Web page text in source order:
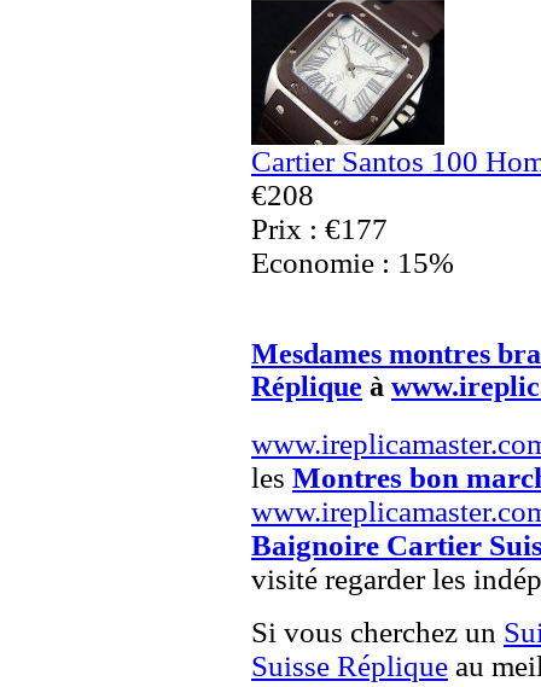
Cartier Santos 100
€208
Prix : €177
Economie : 15%
Mesdames montres
Réplique à
les Montres bon
Baignoire Cartier
visité regarder les
Si vous cherchez un
Suisse Réplique au